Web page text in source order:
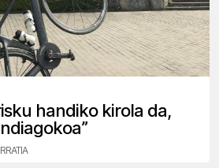
handiko kirola da,